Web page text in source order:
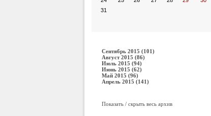
31
Сентябрь 2015 (101)
Август 2015 (86)
Июль 2015 (94)
Июнь 2015 (62)
Май 2015 (96)
Апрель 2015 (141)
Показать / скрыть весь архив